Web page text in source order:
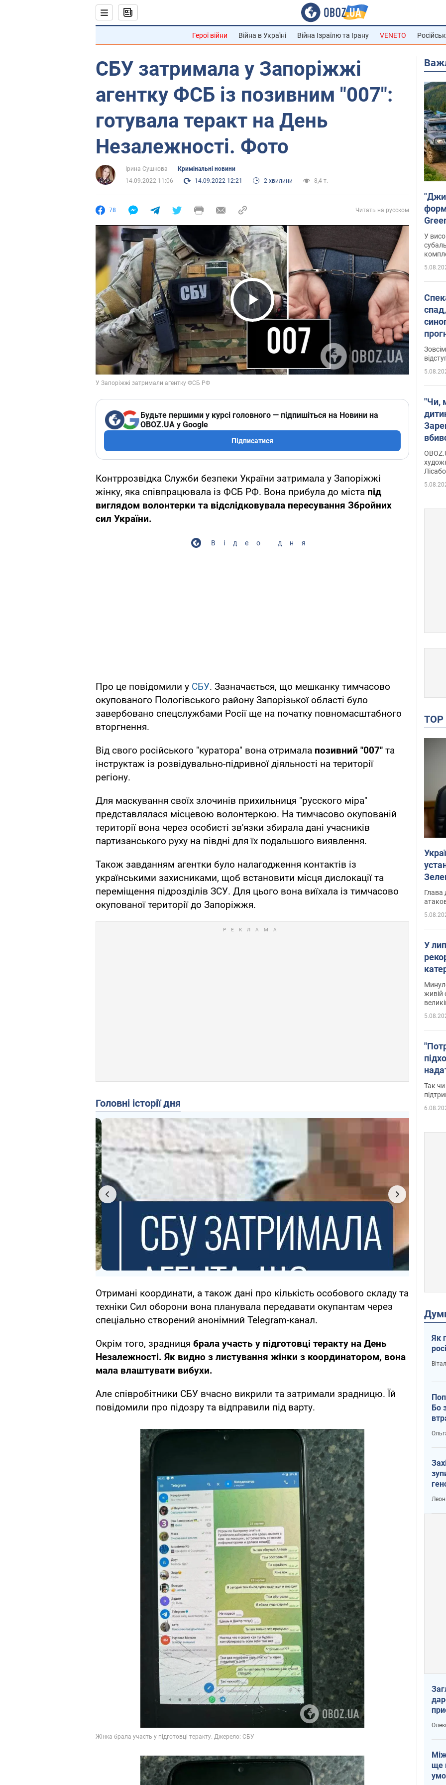
Герої війни Війна в Україні Війна Ізраїлю та Ірану VENETO
СБУ затримала у Запоріжжі
агентку ФСБ із позивним "007":
готувала теракт на День
Незалежності. Фото
Ірина Сушкова
Кримінальні новини
14.09.2022 11:06
14.09.2022 12:21 2 хвилини 8,4 т.
78 Читать на русском
Play Video
Будьте першими у курсі головного — підпишіться на Новини на
OBOZ.UA у Google
Підписатися
Контррозвідка Служби безпеки України затримала у Запоріжжі
жінку, яка співпрацювала із ФСБ РФ. Вона прибула до міста під
виглядом волонтерки та відслідковувала пересування Збройних
сил України.
Відео дня
Про це повідомили у СБУ. Зазначається, що мешканку тимчасово
окупованого Пологівського району Запорізької області було
завербовано спецслужбами Росії ще на початку повномасштабного
вторгнення.
Від свого російського "куратора" вона отримала позивний "007" та
інструктаж із розвідувально-підривної діяльності на території
регіону.
Для маскування своїх злочинів прихильниця "русского міра"
представлялася місцевою волонтеркою. На тимчасово окупованій
території вона через особисті зв'язки збирала дані учасників
партизанського руху на півдні для їх подальшого виявлення.
Також завданням агентки було налагодження контактів із
українськими захисниками, щоб встановити місця дислокації та
переміщення підрозділів ЗСУ. Для цього вона виїхала із тимчасово
окупованої території до Запоріжжя.
Головні історії дня
Отримані координати, а також дані про кількість особового складу та
техніки Сил оборони вона планувала передавати окупантам через
спеціально створений анонімний Telegram-канал.
Окрім того, зрадниця брала участь у підготовці теракту на День
Незалежності. Як видно з листування жінки з координатором, вона
мала влаштувати вибухи.
Але співробітники СБУ вчасно викрили та затримали зрадницю. Їй
повідомили про підозру та відправили під варту.
У
"Чи,
в
Глава
У
живій
Так чи
Як
Бо
ще